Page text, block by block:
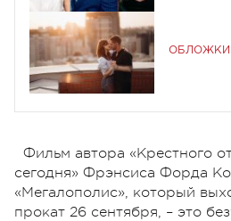
ОБЛОЖКИ
Фильм автора «Крестного
сегодня» Фрэнсиса Форда
«Мегалополис», который
прокат 26 сентября, – это